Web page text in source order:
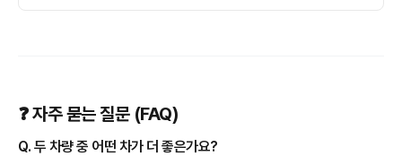
❓ 자주 묻는 질문 (FAQ)
Q. 두 차량 중 어떤 차가 더 좋은가요?